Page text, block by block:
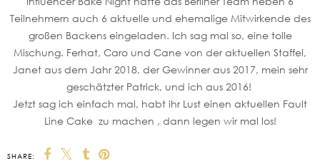
Teilnehmern auch 6 aktuelle und ehemalige Mitwirkende des
großen Backens eingeladen. Ich sag mal so, eine tolle
Mischung. Ferhat, Caro und Cane von der aktuellen Staffel,
Janet aus dem Jahr 2018, der Gewinner aus 2017, mein sehr
geschätzter Patrick, und ich aus 2016!
Jetzt sag ich einfach mal, habt ihr Lust einen aktuellen Fault
Line Cake zu machen , dann legen wir mal los!
SHARE: